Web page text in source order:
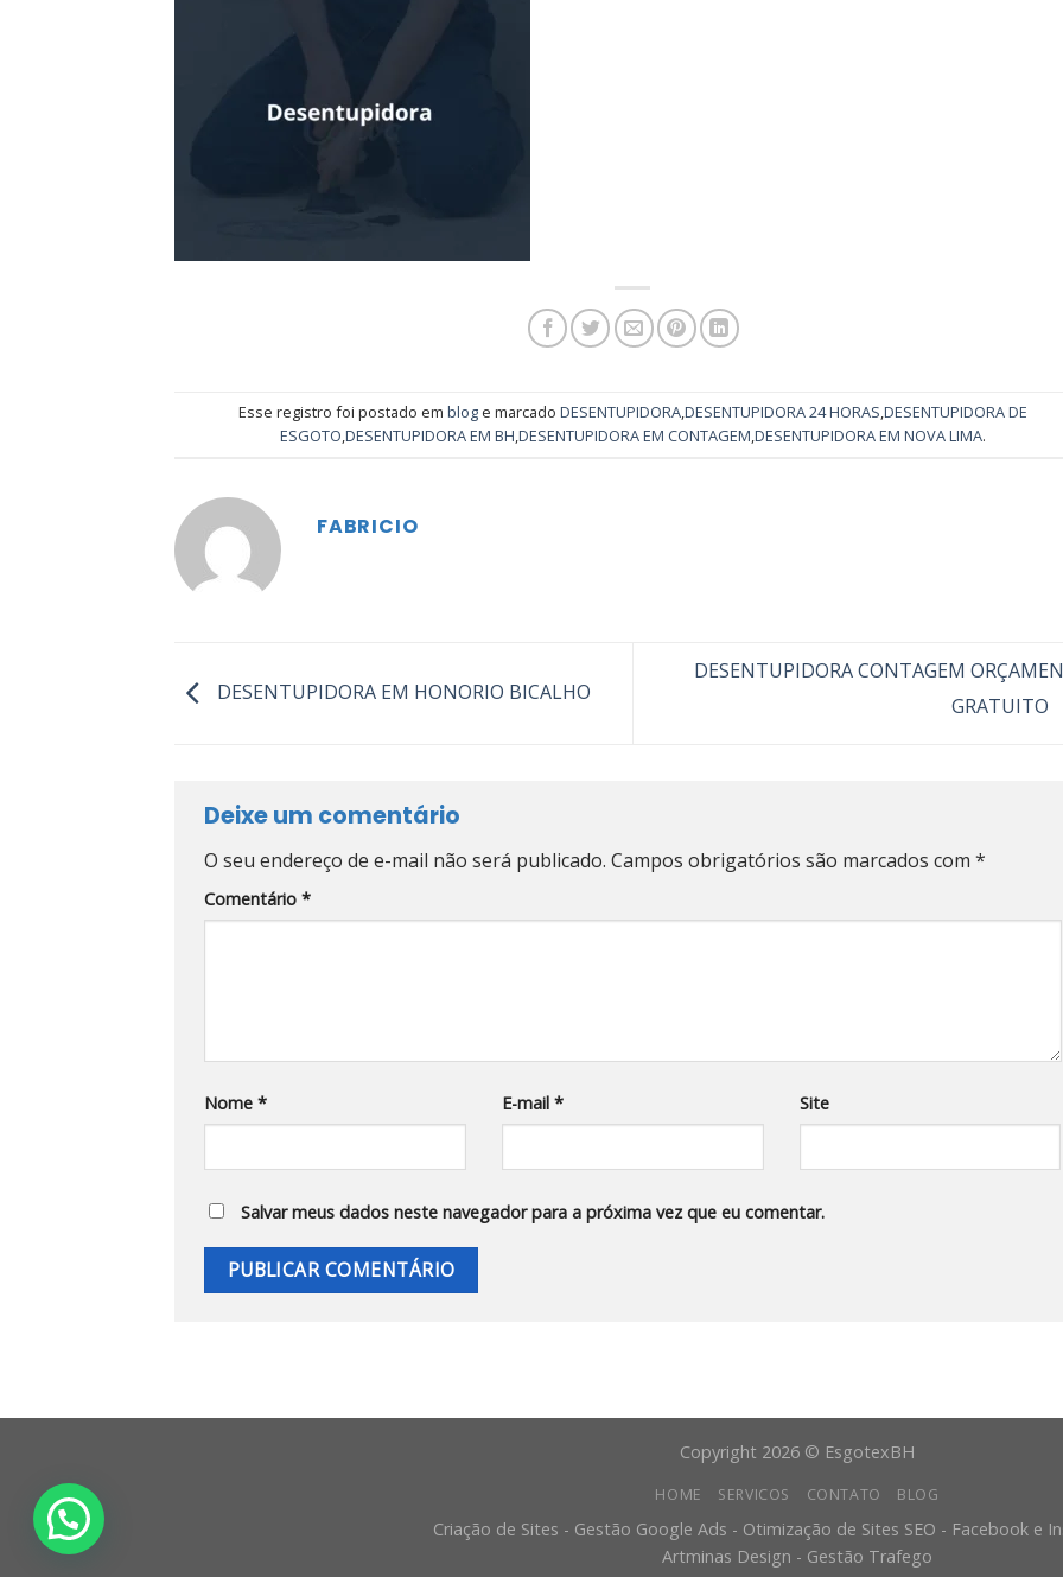
Esse registro foi postado em bloge marcado DESENTUPIDORA,DESENTUPIDORA 24 HORAS,DESENTUPIDORA DE
ESGOTO,DESENTUPIDORA EM BH,DESENTUPIDORA EM CONTAGEM,DESENTUPIDORA EM NOVA LIMA.
FABRICIO
DESENTUPIDORA EM HONORIO BICALHO
DESENTUPIDORA CONTAGEM
GRATUITO
Deixe um comentário
O seu endereço de e-mail não será publicado. Campos obrigatórios são marcados com *
Comentário *
Nome * E-mail * Site
Salvar meus dados neste navegador para a próxima vez que eu comentar.
Copyright 2026 © EsgotexBH
HOME SERVICOS CONTATO BLOG
Criação de Sites - Gestão Google Ads - Otimização de Sites SEO - Facebook e
Artminas Design - Gestão Trafego